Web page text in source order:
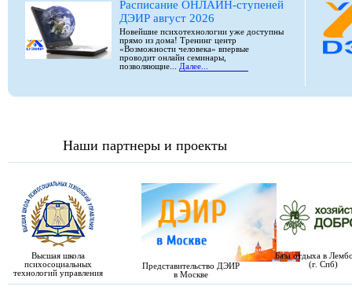
Расписание ОНЛАЙН-ступеней
ДЭИР август 2026
Новейшие психотехнологии уже доступны
прямо из дома! Тренинг центр
«Возможности человека» впервые
проводит онлайн семинары,
позволяющие... Далее...
Наши партнеры и проекты
Высшая школа
психосоциальных
технологий управления
Представительство ДЭИР
в Москве
База отдыха в
(г. Спб)